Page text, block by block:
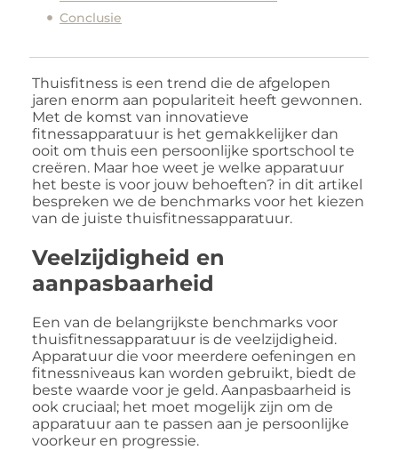
Conclusie
Thuisfitness is een trend die de afgelopen
jaren enorm aan populariteit heeft gewonnen.
Met de komst van innovatieve
fitnessapparatuur is het gemakkelijker dan
ooit om thuis een persoonlijke sportschool te
creëren. Maar hoe weet je welke apparatuur
het beste is voor jouw behoeften? in dit artikel
bespreken we de benchmarks voor het kiezen
van de juiste thuisfitnessapparatuur.
Veelzijdigheid en
aanpasbaarheid
Een van de belangrijkste benchmarks voor
thuisfitnessapparatuur is de veelzijdigheid.
Apparatuur die voor meerdere oefeningen en
fitnessniveaus kan worden gebruikt, biedt de
beste waarde voor je geld. Aanpasbaarheid is
ook cruciaal; het moet mogelijk zijn om de
apparatuur aan te passen aan je persoonlijke
voorkeur en progressie.